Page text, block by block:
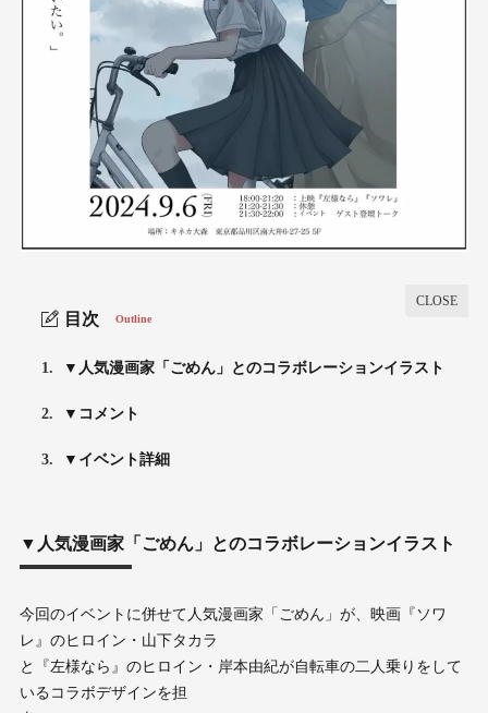
目次 Outline
1. ▼⼈気漫画家「ごめん」とのコラボレーションイラスト
2. ▼コメント
3. ▼イベント詳細
▼⼈気漫画家「ごめん」とのコラボレーションイラスト
今回のイベントに併せて⼈気漫画家「ごめん」が、映画『ソワ
レ』のヒロイン・⼭下タカラ
と『左様なら』のヒロイン・岸本由紀が⾃転⾞の⼆⼈乗りをして
いるコラボデザインを担